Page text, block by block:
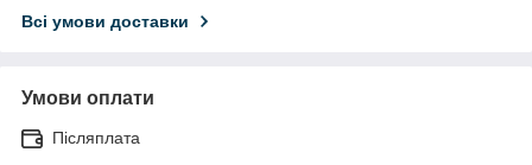
Всі умови доставки
Умови оплати
Післяплата